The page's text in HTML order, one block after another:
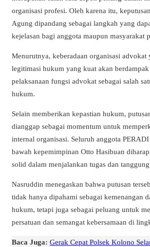
organisasi profesi. Oleh karena itu,
Agung dipandang sebagai langkah yang
kejelasan bagi anggota maupun masyarakat
Menurutnya, keberadaan organisasi
legitimasi hukum yang kuat akan
pelaksanaan fungsi advokat sebagai salah
hukum.
Selain memberikan kepastian hukum,
dianggap sebagai momentum untuk
internal organisasi. Seluruh anggota
bawah kepemimpinan Otto Hasibuan
solid dalam menjalankan tugas dan
Nasruddin menegaskan bahwa putusan
tidak hanya dipahami sebagai kemenangan
hukum, tetapi juga sebagai peluang untuk
persatuan dan semangat kebersamaan di
Baca Juga: Gerak Cepat Polsek Kolono